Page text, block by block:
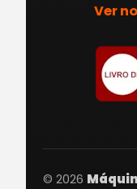
Ver
© 2026